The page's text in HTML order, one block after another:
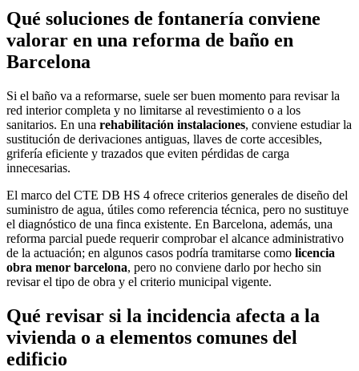
Qué soluciones de fontanería conviene
valorar en una reforma de baño en
Barcelona
Si el baño va a reformarse, suele ser buen momento para revisar la
red interior completa y no limitarse al revestimiento o a los
sanitarios. En una rehabilitación instalaciones, conviene estudiar la
sustitución de derivaciones antiguas, llaves de corte accesibles,
grifería eficiente y trazados que eviten pérdidas de carga
innecesarias.
El marco del CTE DB HS 4 ofrece criterios generales de diseño del
suministro de agua, útiles como referencia técnica, pero no sustituye
el diagnóstico de una finca existente. En Barcelona, además, una
reforma parcial puede requerir comprobar el alcance administrativo
de la actuación; en algunos casos podría tramitarse como licencia
obra menor barcelona, pero no conviene darlo por hecho sin
revisar el tipo de obra y el criterio municipal vigente.
Qué revisar si la incidencia afecta a la
vivienda o a elementos comunes del
edificio